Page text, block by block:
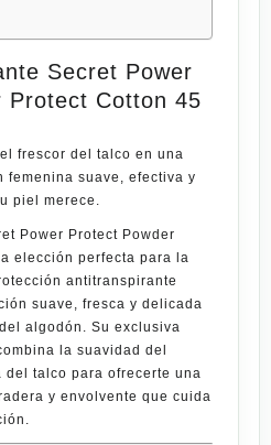
Secret Power
Protect Cotton 45
frescor del talco en una
suave, efectiva y
piel merece.
Power Protect Powder
elección perfecta para la
antitranspirante
suave, fresca y delicada
algodón. Su exclusiva
la suavidad del
talco para ofrecerte una
y envolvente que cuida